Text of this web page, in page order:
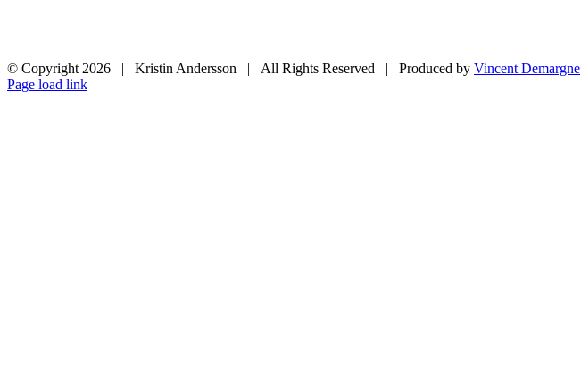
© Copyright 2026 | Kristin Andersson | All Rights Reserved | Produced by Vincent Demargne
Instagram
Facebook
Page load link